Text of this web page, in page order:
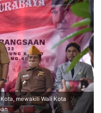
mewakili Wali Kota